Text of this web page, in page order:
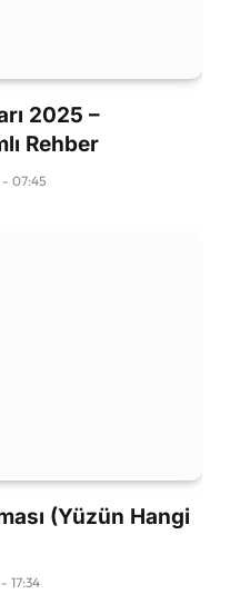
2025 –
Rehber
- 07:45
(Yüzün Hangi
17:34